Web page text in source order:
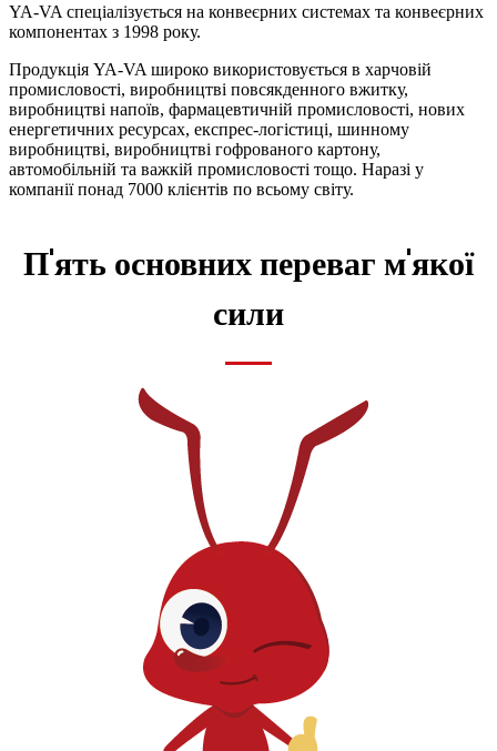
YA-VA спеціалізується на конвеєрних системах та конвеєрних
компонентах з 1998 року.
Продукція YA-VA широко використовується в харчовій
промисловості, виробництві повсякденного вжитку,
виробництві напоїв, фармацевтичній промисловості, нових
енергетичних ресурсах, експрес-логістиці, шинному
виробництві, виробництві гофрованого картону,
автомобільній та важкій промисловості тощо. Наразі у
компанії понад 7000 клієнтів по всьому світу.
П'ять основних переваг м'якої
сили